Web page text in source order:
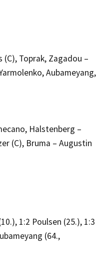
(C), Toprak, Zagadou –
Aubameyang,
Halstenberg –
(C), Bruma – Augustin
1:2 Poulsen (25.), 1:3
(64.,